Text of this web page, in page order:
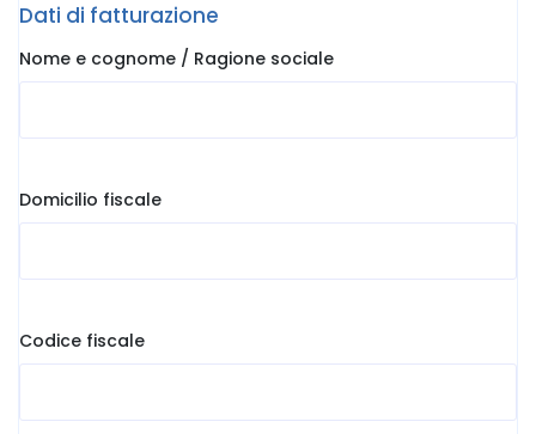
Dati di fatturazione
Nome e cognome / Ragione sociale
Domicilio fiscale
Codice fiscale